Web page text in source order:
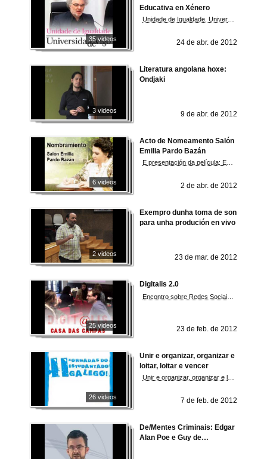
35 videos
Educativa en Xénero
24 de abr. de 2012
3 videos
Literatura angolana hoxe:
Ondjaki
9 de abr. de 2012
6 videos
Acto de Nomeamento Salón
Emilia Pardo Bazán
2 de abr. de 2012
2 videos
Exempro dunha toma de son
para unha produción en vivo
23 de mar. de 2012
25 videos
Digitalis 2.0
23 de feb. de 2012
26 videos
Unir e organizar, organizar e
loitar, loitar e vencer
7 de feb. de 2012
De/Mentes Criminais: Edgar
Alan Poe e Guy de